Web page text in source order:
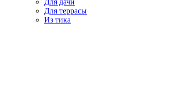
Для дачи
Для террасы
Из тика